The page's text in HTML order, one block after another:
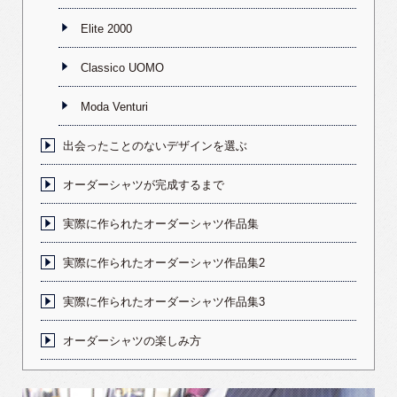
Elite 2000
Classico UOMO
Moda Venturi
出会ったことのないデザインを選ぶ
オーダーシャツが完成するまで
実際に作られたオーダーシャツ作品集
実際に作られたオーダーシャツ作品集2
実際に作られたオーダーシャツ作品集3
オーダーシャツの楽しみ方